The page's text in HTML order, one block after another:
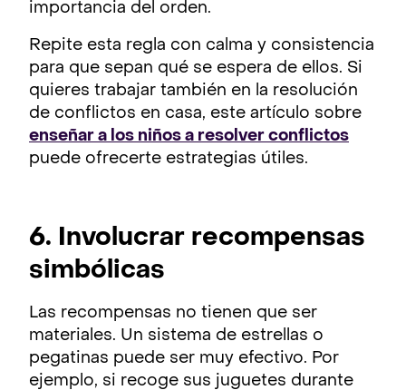
importancia del orden.
Repite esta regla con calma y consistencia
para que sepan qué se espera de ellos. Si
quieres trabajar también en la resolución
de conflictos en casa, este artículo sobre
enseñar a los niños a resolver conflictos
puede ofrecerte estrategias útiles.
6. Involucrar recompensas
simbólicas
Las recompensas no tienen que ser
materiales. Un sistema de estrellas o
pegatinas puede ser muy efectivo. Por
ejemplo, si recoge sus juguetes durante